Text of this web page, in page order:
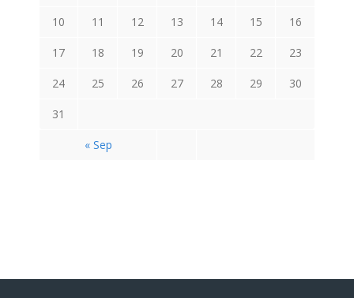
« Sep
10 11 12 13 14 15 16
17 18 19 20 21 22 23
24 25 26 27 28 29 30
31